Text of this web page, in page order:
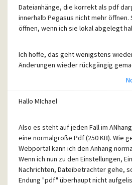
Dateianhänge, die korrekt als pdf
innerhalb Pegasus nicht mehr
öffnen, wenn ich sie lokal abgelegt
Ich hoffe, das geht wenigstens
Änderungen wieder rückgängig
Ute
Hallo MIchael
Also es steht auf jeden Fall im
eine normalgroße Pdf (250 KB). Wie
Webportal kann ich den Anhang
Wenn ich nun zu den Einstellungen,
Nachrichten, Dateibetrachter gehe,
Endung "pdf" überhaupt nicht